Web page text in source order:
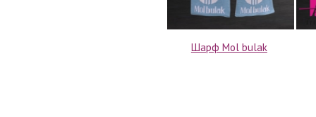
Шарф Mol bulak